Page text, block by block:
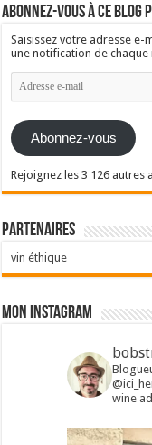
Abonnez-vous à ce blog
Saisissez votre adresse
une notification de
Adresse
e-
Abonnez-vous
Rejoignez les 3 126 autres
Partenaires
vin éthique
Mon Instagram
wine